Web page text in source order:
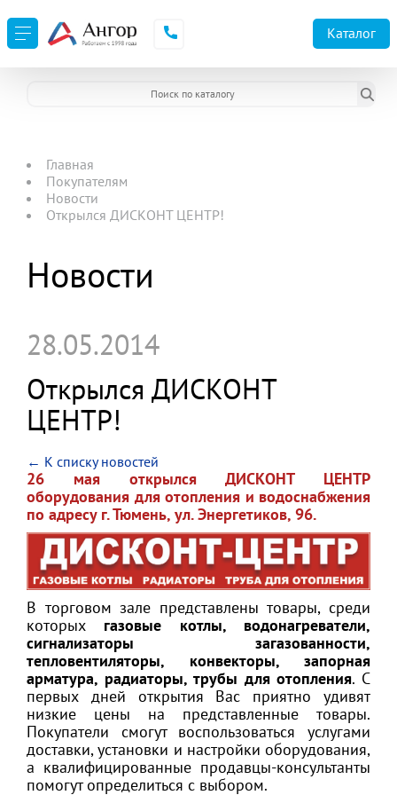
Каталог
Главная
Покупателям
Новости
Открылся ДИСКОНТ ЦЕНТР!
Новости
28.05.2014
Открылся ДИСКОНТ
ЦЕНТР!
← К списку новостей
26 мая открылся ДИСКОНТ ЦЕНТР
оборудования для отопления и водоснабжения
по адресу г. Тюмень, ул. Энергетиков, 96.
В торговом зале представлены товары, среди
которых газовые котлы, водонагреватели,
сигнализаторы загазованности,
тепловентиляторы, конвекторы, запорная
арматура, радиаторы, трубы для отопления. С
первых дней открытия Вас приятно удивят
низкие цены на представленные товары.
Покупатели смогут воспользоваться услугами
доставки, установки и настройки оборудования,
а квалифицированные продавцы-консультанты
помогут определиться с выбором.